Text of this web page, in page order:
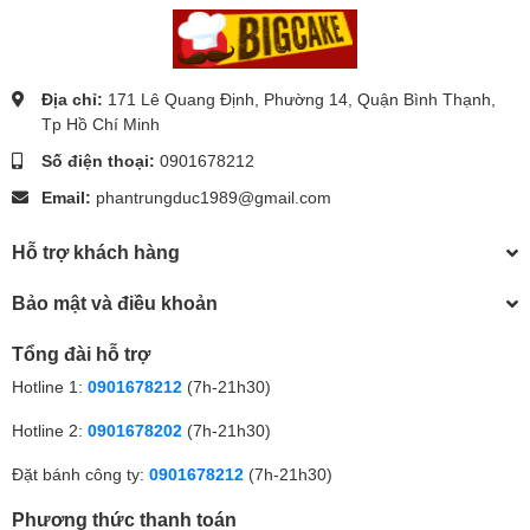
Địa chỉ: 171 Lê Quang Định, Phường 14, Quận Bình Thạnh,
Tp Hồ Chí Minh
Số điện thoại: 0901678212
Email: phantrungduc1989@gmail.com
Hỗ trợ khách hàng
Bảo mật và điều khoản
Tổng đài hỗ trợ
Hotline 1: 0901678212 (7h-21h30)
Hotline 2: 0901678202 (7h-21h30)
Đặt bánh công ty: 0901678212 (7h-21h30)
Phương thức thanh toán